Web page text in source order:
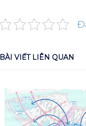
BÀI VIẾT LIÊN QUAN